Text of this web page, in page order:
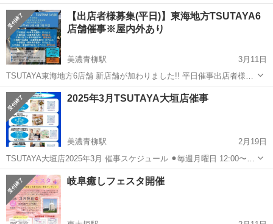
18:00 『手相・タロット・その他占い』 占い屋おひさまのて百家&真
世 @momoka_tarotcard ●毎週木曜日 10:00〜...
岐阜 大垣市 美濃青柳駅 ワークショップ
【出店者様募集(平日)】東海地方TSUTAYA6
店舗催事※屋内外あり
美濃青柳駅
3月11日
TSUTAYA東海地方6店舗 新店舗が加わりました!! 平日催事出店者様募
集!! 毎日1店舗催事出店者様を募集中!! ・平日の出店場所がない.. ・固
定の出店場所がない.. ・個別出店時はレンタルスペースを借りている..
...
岐阜 大垣市 美濃青柳駅 ワークショップ 催事
2025年3月TSUTAYA大垣店催事
美濃青柳駅
2月19日
TSUTAYA大垣店2025年3月 催事スケジュール ⚫︎毎週月曜日 12:00〜
18:00 『やまと式かずたま術®︎』 摩利子の部屋 @suehiro7kztm ●毎月
第1、第3火曜日(4日、18日) 12:00〜1...
岐阜 大垣市 美濃青柳駅 ワークショップ
岐阜癒しフェスタ開催